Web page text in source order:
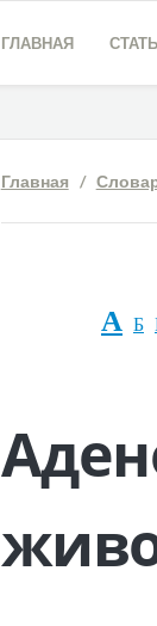
ГЛАВНАЯ
Главная /
А Б